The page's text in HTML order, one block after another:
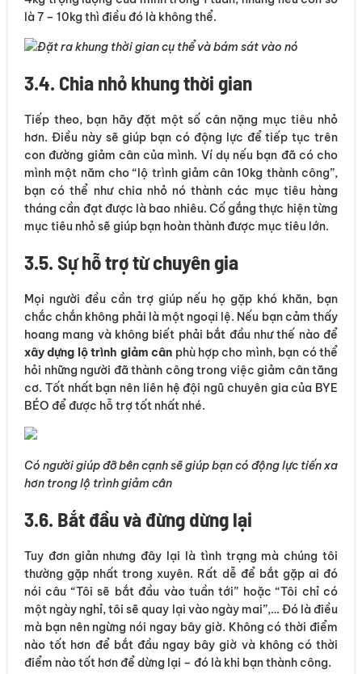
là 7 – 10kg thì điều đó là không thể.
Đặt ra khung thời gian cụ thể và bám sát vào nó
3.4. Chia nhỏ khung thời gian
Tiếp theo, bạn hãy đặt một số cân nặng mục tiêu nhỏ
hơn. Điều này sẽ giúp bạn có động lực để tiếp tục trên
con đường giảm cân của mình. Ví dụ nếu bạn đã có cho
mình một năm cho “lộ trình giảm cân 10kg thành công”,
bạn có thể như chia nhỏ nó thành các mục tiêu hàng
tháng cần đạt được là bao nhiêu. Cố gắng thực hiện từng
mục tiêu nhỏ sẽ giúp bạn hoàn thành được mục tiêu lớn.
3.5. Sự hỗ trợ từ chuyên gia
Mọi người đều cần trợ giúp nếu họ gặp khó khăn, bạn
chắc chắn không phải là một ngoại lệ. Nếu bạn cảm thấy
hoang mang và không biết phải bắt đầu như thế nào để
xây dựng lộ trình giảm cân phù hợp cho mình, bạn có thể
hỏi những người đã thành công trong việc giảm cân tăng
cơ. Tốt nhất bạn nên liên hệ đội ngũ chuyên gia của BYE
BÉO để được hỗ trợ tốt nhất nhé.
Có người giúp đỡ bên cạnh sẽ giúp bạn có động lực tiến xa
hơn trong lộ trình giảm cân
3.6. Bắt đầu và đừng dừng lại
Tuy đơn giản nhưng đây lại là tình trạng mà chúng tôi
thường gặp nhất trong xuyên. Rất dễ để bắt gặp ai đó
nói câu “Tôi sẽ bắt đầu vào tuần tới” hoặc “Tôi chỉ có
một ngày nghỉ, tôi sẽ quay lại vào ngày mai”,… Đó là điều
mà bạn nên ngừng nói ngay bây giờ. Không có thời điểm
nào tốt hơn để bắt đầu ngay bây giờ và không có thời
điểm nào tốt hơn để dừng lại – đó là khi bạn thành công.